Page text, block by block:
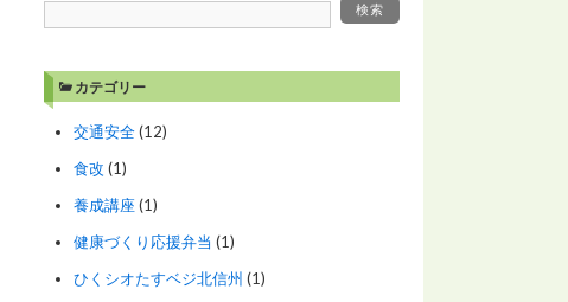
カテゴリー
交通安全(12)
食改 (1)
養成講座(1)
健康づくり応援弁当 (1)
ひくシオたすベジ北信州 (1)